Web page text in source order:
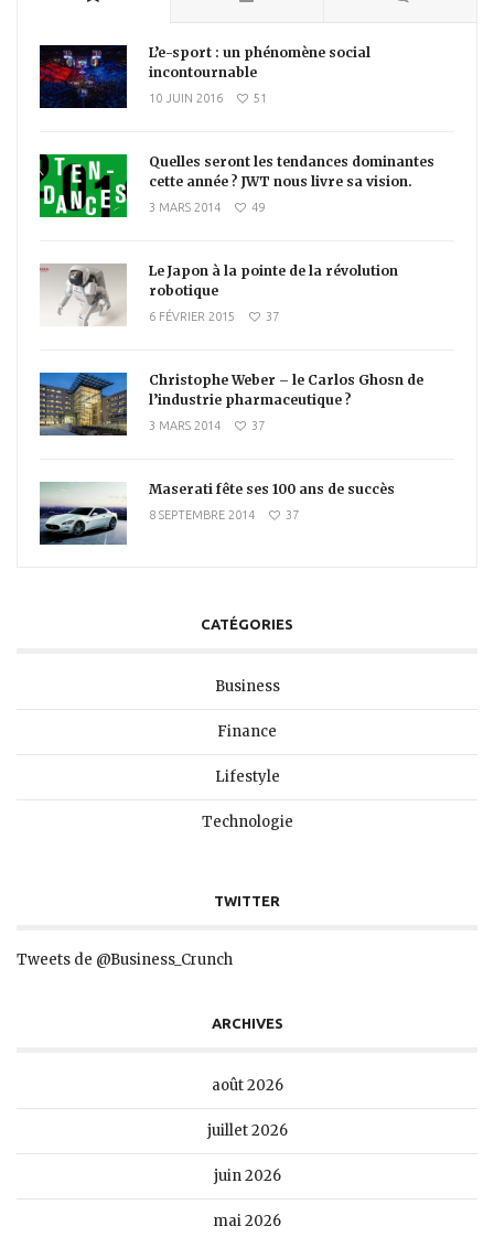
L’e-sport : un phénomène social
incontournable
10 JUIN 2016 51
Quelles seront les tendances dominantes
cette année ? JWT nous livre sa vision.
3 MARS 2014 49
Le Japon à la pointe de la révolution
robotique
6 FÉVRIER 2015 37
Christophe Weber – le Carlos Ghosn de
l’industrie pharmaceutique ?
3 MARS 2014 37
Maserati fête ses 100 ans de succès
8 SEPTEMBRE 2014 37
CATÉGORIES
Business
Finance
Lifestyle
Technologie
TWITTER
Tweets de @Business_Crunch
ARCHIVES
août 2026
juillet 2026
juin 2026
mai 2026